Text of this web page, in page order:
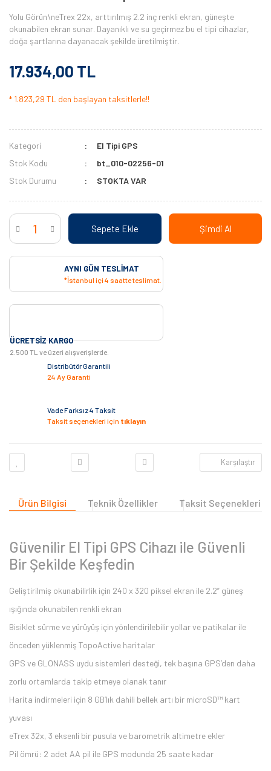
Yolu Görün\neTrex 22x, arttırılmış 2.2 inç renkli ekran, güneşte
okunabilen ekran sunar. Dayanıklı ve su geçirmez bu el tipi cihazlar,
doğa şartlarına dayanacak şekilde üretilmiştir.
17.934,00 TL
* 1.823,29 TL den başlayan taksitlerle!!
Kategori
El Tipi GPS
Stok Kodu
bt_010-02256-01
Stok Durumu
STOKTA VAR
Sepete Ekle Şimdi Al
AYNI GÜN TESLIMAT
*İstanbul içi 4 saatte teslimat.
ÜCRETSIZ KARGO
2.500 TL ve üzeri alışverişlerde.
Distribütör Garantili
24 Ay Garanti
Vade Farksız 4 Taksit
Taksit seçenekleri için tıklayın
Karşılaştır
Ürün Bilgisi Teknik Özellikler Taksit Seçenekleri
Güvenilir El Tipi GPS Cihazı ile Güvenli
Bir Şekilde Keşfedin
Geliştirilmiş okunabilirlik için 240 x 320 piksel ekran ile 2.2” güneş
ışığında okunabilen renkli ekran
Bisiklet sürme ve yürüyüş için yönlendirilebilir yollar ve patikalar ile
önceden yüklenmiş TopoActive haritalar
GPS ve GLONASS uydu sistemleri desteği, tek başına GPS’den daha
zorlu ortamlarda takip etmeye olanak tanır
Harita indirmeleri için 8 GB’lık dahili bellek artı bir microSD™ kart
yuvası
eTrex 32x, 3 eksenli bir pusula ve barometrik altimetre ekler
Pil ömrü: 2 adet AA pil ile GPS modunda 25 saate kadar